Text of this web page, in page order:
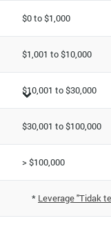
$0 to $1,000
$1,001 to $10,000
$10,001 to $30,000
$30,001 to $100,000
> $100,000
* Leverage "Tidak